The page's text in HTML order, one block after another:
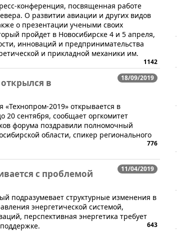
конференция, посвященная работе
О развитии авиации и других видов
о презентации учеными своих
пройдет в Новосибирске 4 и 5 апреля,
инноваций и предпринимательства
и прикладной механики им.
1142
18/09/2019
в
2019» открывается в
20 сентября, сообщает оргкомитет
форума поздравили полномочный
области, спикер регионального
776
11/04/2019
с проблемой
подразумевает структурные изменения в
энергетической системой,
перспективная энергетика требует
643